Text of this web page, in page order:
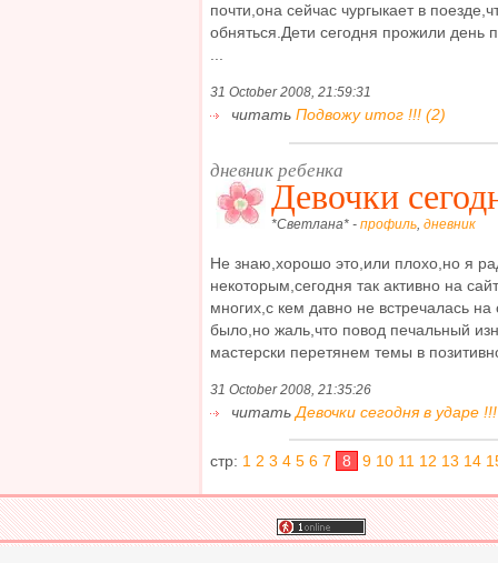
почти,она сейчас чургыкает в
обняться.Дети сегодня прожили день
31 October 2008, 21:59:31
читать Подвожу итог !!! (2)
дневник ребенка
Девочки
*Светлана* - профиль, дневник
Не знаю,хорошо это,или плохо,но я
некоторым,сегодня так активно на
многих,с кем давно не встречалась
было,но жаль,что повод печальный
мастерски перетянем темы в
31 October 2008, 21:35:26
читать Девочки сегодня в ударе
стр: 1 2 3 4 5 6 7 8 9 10 11 12 13 14